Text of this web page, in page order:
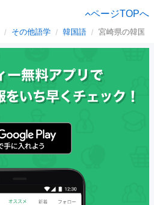
ページTOPへ
その他語学 韓国語 宮崎県の韓国語